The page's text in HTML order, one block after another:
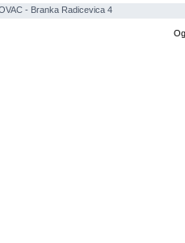
- Branka Radicevica 4